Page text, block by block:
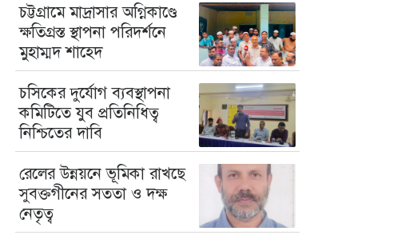
চট্টগ্রামে মাদ্রাসার অগ্নিকাণ্ডে
ক্ষতিগ্রস্ত স্থাপনা পরিদর্শনে
মুহাম্মদ শাহেদ
চসিকের দুর্যোগ ব্যবস্থাপনা
কমিটিতে যুব প্রতিনিধিত্ব
নিশ্চিতের দাবি
রেলের উন্নয়নে ভূমিকা রাখছে
সুবক্তগীনের সততা ও দক্ষ
নেতৃত্ব